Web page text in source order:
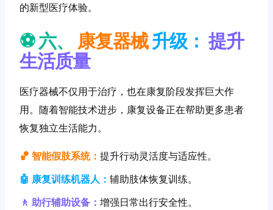
的新型医疗体验。
⚽️ 六、 康复器械升级： 提升
生活质量
医疗器械不仅用于治疗，也在康复阶段发挥巨大作
用。随着智能技术进步，康复设备正在帮助更多患者
恢复独立生活能力。
🏀 智能假肢系统：提升行动灵活度与适应性。
🤖 康复训练机器人：辅助肢体恢复训练。
🚶 助行辅助设备：增强日常出行安全性。